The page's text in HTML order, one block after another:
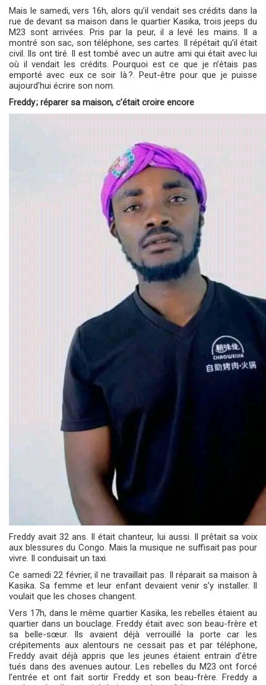
Mais le samedi, vers 16h, alors qu’il vendait ses crédits dans la
rue de devant sa maison dans le quartier Kasika, trois jeeps du
M23 sont arrivées. Pris par la peur, il a levé les mains. Il a
montré son sac, son téléphone, ses cartes. Il répétait qu’il était
civil. Ils ont tiré. Il est tombé avec un autre ami qui était avec lui
où il vendait les crédits. Pourquoi est ce que je n’étais pas
emporté avec eux ce soir là ?. Peut-être pour que je puisse
aujourd’hui écrire son nom
Freddy; réparer sa maison, c’était croire encore
Freddy avait 32 ans. Il était chanteur, lui aussi. Il prêtait sa voix
aux blessures du Congo. Mais la musique ne suffisait pas pour
vivre. Il conduisait un taxi.
Ce samedi 22 février, il ne travaillait pas. Il réparait sa maison à
Kasika. Sa femme et leur enfant devaient venir s’y installer. Il
voulait que les choses changent.
Vers 17h, dans le même quartier Kasika, les rebelles étaient au
quartier dans un bouclage. Freddy était avec son beau-frère et
sa belle-sœur. Ils avaient déjà verrouillé la porte car les
crépitements aux alentours ne cessait pas et par téléphone,
Freddy avait déjà appris que les jeunes étaient entrain d’être
tués dans des avenues autour. Les rebelles du M23 ont forcé
l’entrée et ont fait sortir Freddy et son beau-frère. Freddy a